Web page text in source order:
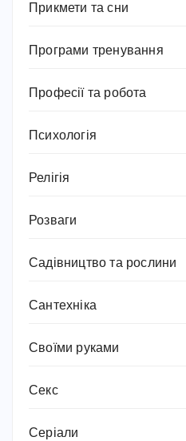
Прикмети та сни
Програми тренування
Професії та робота
Психологія
Релігія
Розваги
Садівництво та рослини
Сантехніка
Своїми руками
Секс
Серіали